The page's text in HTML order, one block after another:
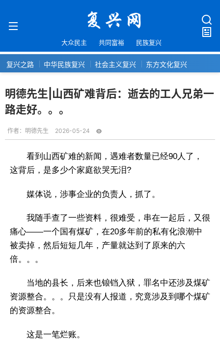
大众民主 共同富裕 民族复兴
复兴之路 中华民族复兴 社会主义复兴 东方文化复兴
明德先生|山西矿难背后：逝去的工人兄弟一
路走好。。。
作者： 明德先生 2026-05-24
看到山西矿难的新闻，遇难者数量已经90人了，
这背后，是多少个家庭欲哭无泪?
媒体说，涉事企业的负责人，抓了。
我随手查了一些资料，很难受，串在一起后，又很
痛心——一个国有煤矿，在20多年前的私有化浪潮中
被卖掉，然后短短几年，产量就达到了原来的六
倍。。。
当地的县长，后来也锒铛入狱，罪名中还涉及煤矿
资源整合。。。只是没有人报道，究竟涉及到哪个煤矿
的资源整合。
这是一笔烂账。